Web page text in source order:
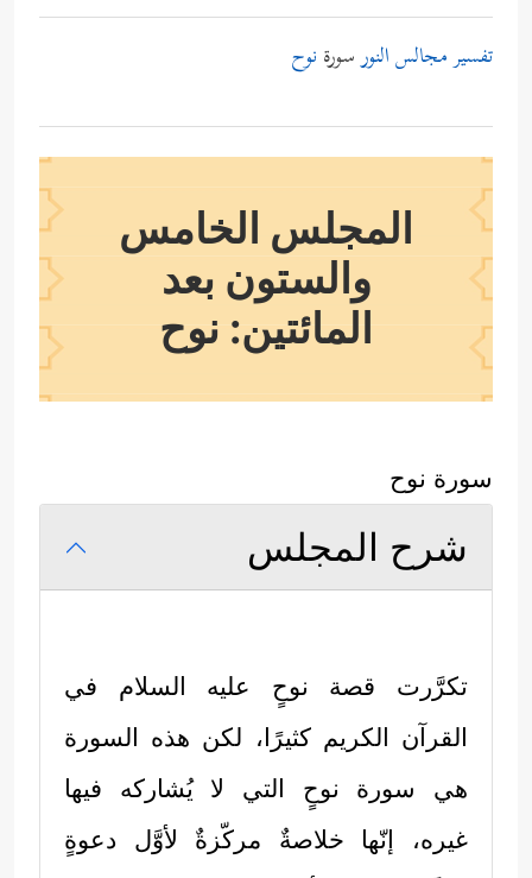
تفسير مجالس النورسورة نوح
المجلس الخامس
والستون بعد
المائتين: نوح
سورة نوح
شرح المجلس
تكرَّرت قصة نوحٍ عليه السلام في
القرآن الكريم كثيرًا، لكن هذه السورة
هي سورة نوحٍ التي لا يُشاركه فيها
غيره، إنّها خلاصةٌ مركّزةٌ لأوَّل دعوةٍ